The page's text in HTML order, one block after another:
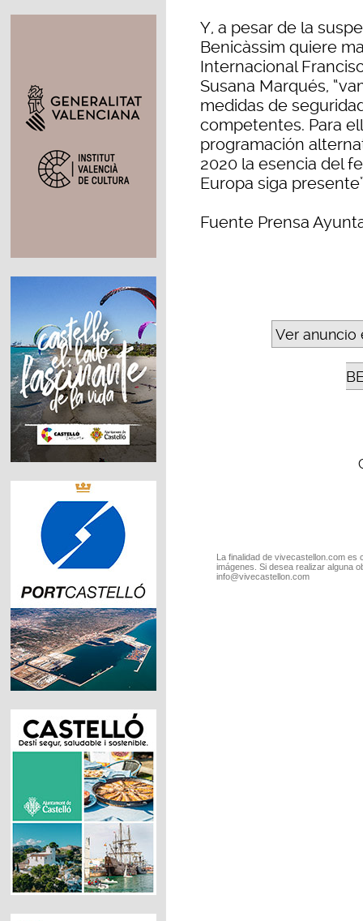
Y, a pesar de la
Benicàssim quiere
Internacional
Susana Marqués,
medidas de
competentes. Para
programación
2020 la esencia del
Europa siga
Fuente Prensa
Ver anuncio
La finalidad de vivecastellon.com
imágenes. Si desea realizar alguna
info@vivecastellon.com